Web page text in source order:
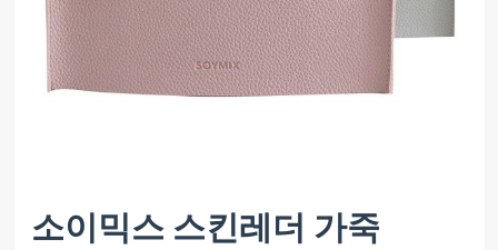
소이믹스 스킨레더 가죽